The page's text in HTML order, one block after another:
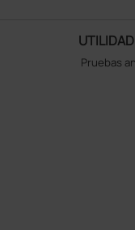
UTILIDAD
Pruebas